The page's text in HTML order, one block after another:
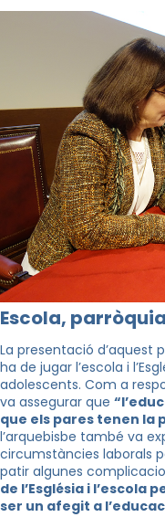
Escola,
La presentació d’aquest
ha de jugar l’escola i
adolescents. Com a
va assegurar que
que els pares tenen
l’arquebisbe també va
circumstàncies laborals
patir algunes
de l’Església i l’escola
ser un afegit a